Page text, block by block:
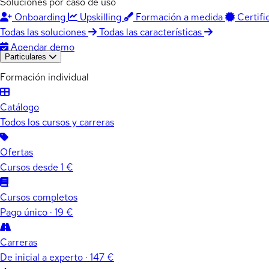
Onboarding
Upskilling Formación a medida
Todas las soluciones
Todas las características
Agendar demo
Particulares
Formación individual
Catálogo
Todos los cursos y carreras
Ofertas
Cursos desde 1 €
Cursos completos
Pago único · 19 €
Carreras
De inicial a experto · 147 €